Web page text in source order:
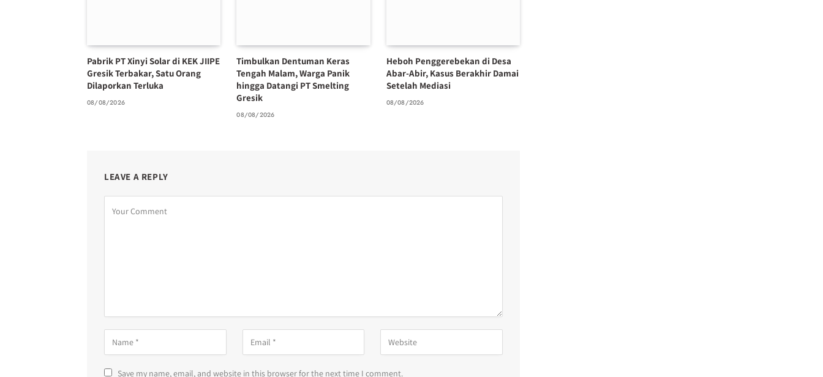
Pabrik PT Xinyi Solar di KEK JIIPE
Gresik Terbakar, Satu Orang
Dilaporkan Terluka
08/08/2026
Timbulkan Dentuman Keras
Tengah Malam, Warga Panik
hingga Datangi PT Smelting
Gresik
08/08/2026
Heboh Penggerebekan di Desa
Abar-Abir, Kasus Berakhir Damai
Setelah Mediasi
08/08/2026
LEAVE A REPLY
Save my name, email, and website in this browser for the next time I comment.